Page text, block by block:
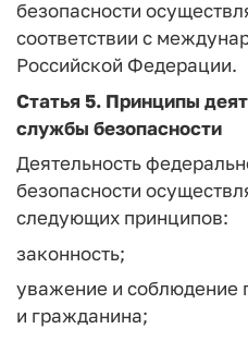
безопасности
соответствии с
Российской Федерации.
Статья 5. Принципы
службы безопасности
Деятельность
безопасности
следующих принципов:
законность;
уважение и соблюдение
и гражданина;